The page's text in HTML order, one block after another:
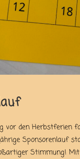
vor den Herbstferien
Sponsorenlauf
Stimmung!